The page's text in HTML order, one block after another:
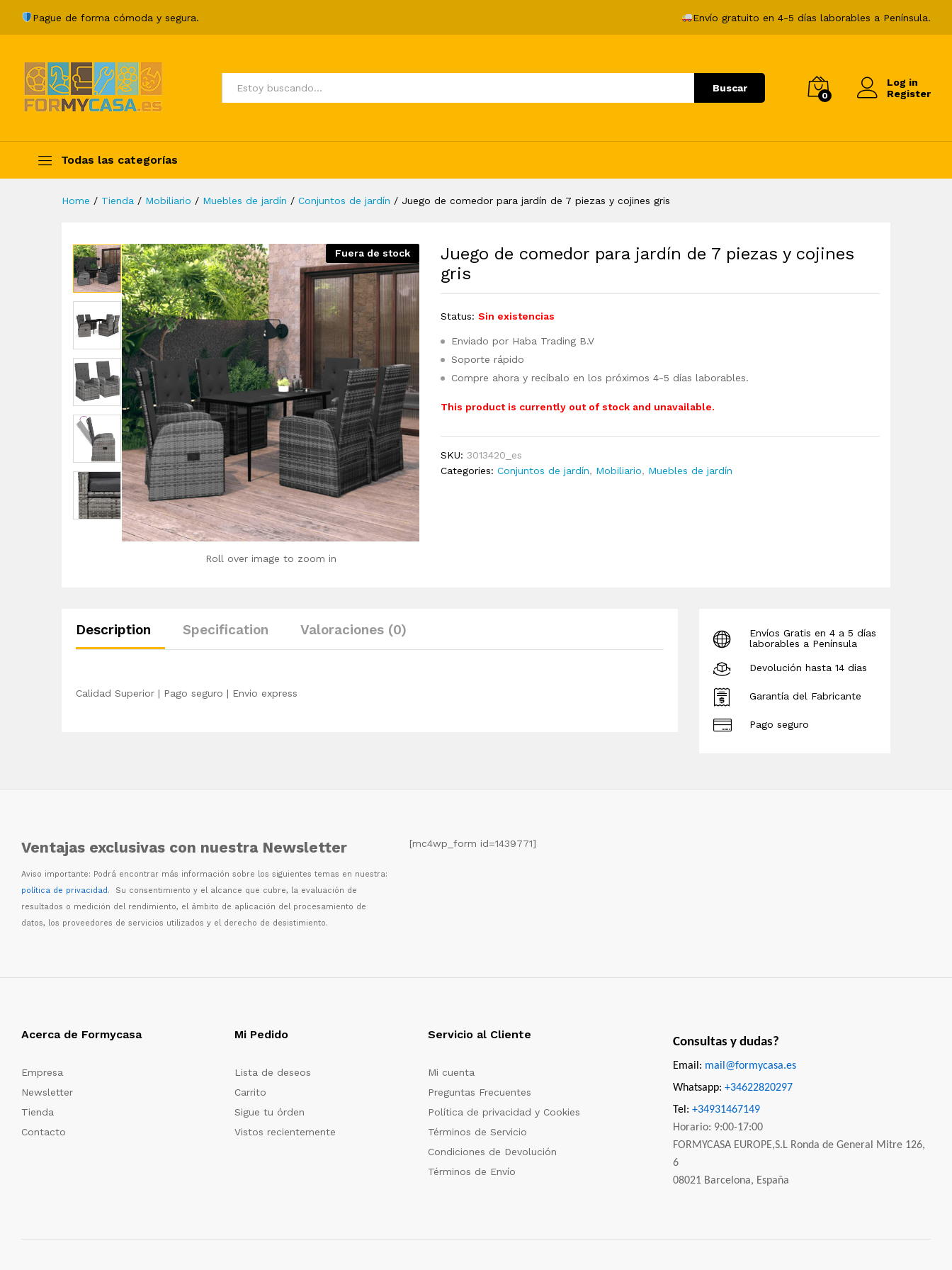
Pague de forma cómoda y segura. Envío gratuito en 4-5 días laborables a Península.
Todos Buscar
0
Log in
Register
Todas las categorías
y animales
Home / Tienda / Mobiliario / Muebles de jardín / Conjuntos de jardín / Juego de comedor para jardín de 7 piezas y cojines gris
Fuera de stock
Roll over image to zoom in
Juego de comedor para jardín de 7 piezas y cojines
gris
Status: Sin existencias
Enviado por Haba Trading B.V
Soporte rápido
Compre ahora y recíbalo en los próximos 4-5 días laborables.
This product is currently out of stock and unavailable.
SKU:3013420_es
Categories:Conjuntos de jardín, Mobiliario, Muebles de jardín
Description Specification Valoraciones (0)
Calidad Superior | Pago seguro | Envio express
Envíos Gratis en 4 a 5 días
laborables a Península
Devolución hasta 14 dias
Garantía del Fabricante
Pago seguro
Ventajas exclusivas con nuestra Newsletter
Aviso importante: Podrá encontrar más información sobre los siguientes temas en nuestra:
política de privacidad. Su consentimiento y el alcance que cubre, la evaluación de
resultados o medición del rendimiento, el ámbito de aplicación del procesamiento de
datos, los proveedores de servicios utilizados y el derecho de desistimiento.
[mc4wp_form id=1439771]
Acerca de Formycasa
Empresa
Newsletter
Tienda
Contacto
Mi Pedido
Lista de deseos
Carrito
Sigue tu órden
Vistos recientemente
Servicio al Cliente
Mi cuenta
Preguntas Frecuentes
Política de privacidad y Cookies
Términos de Servicio
Condiciones de Devolución
Términos de Envío
Consultas y dudas?
Email: mail@formycasa.es
Whatsapp: +34622820297
Tel: +34931467149
Horario: 9:00-17:00
FORMYCASA EUROPE,S.L Ronda de General Mitre 126,
6
08021 Barcelona, España
Description Specification